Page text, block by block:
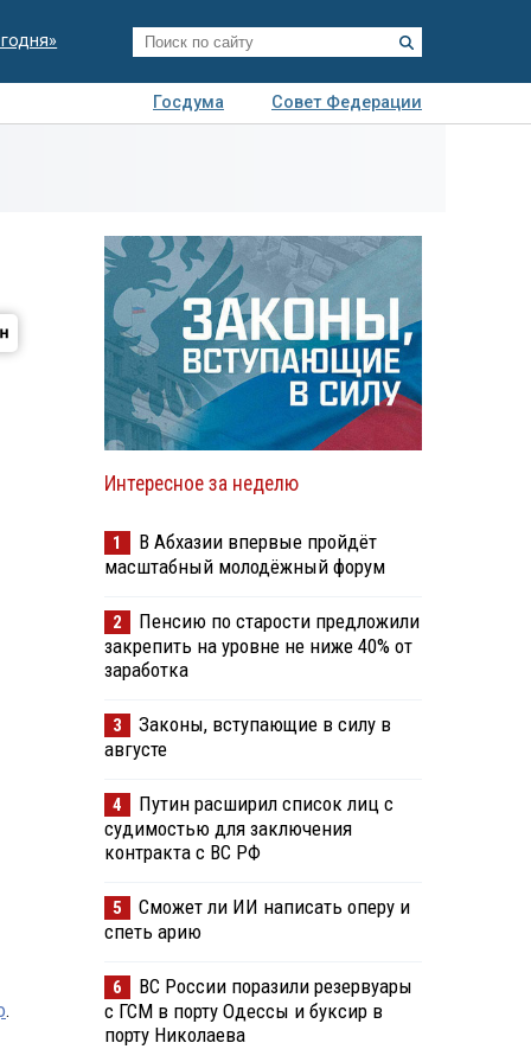
Госдума
Совет Федерации
.
Интересное за неделю
1
В Абхазии впервые пройдёт
масштабный молодёжный форум
2
Пенсию по старости предложили
закрепить на уровне не ниже 40% от
заработка
3
Законы, вступающие в силу в
августе
4
Путин расширил список лиц с
судимостью для заключения
контракта с ВС РФ
5
Сможет ли ИИ написать оперу и
спеть арию
6
ВС России поразили резервуары
с ГСМ в порту Одессы и буксир в
порту Николаева